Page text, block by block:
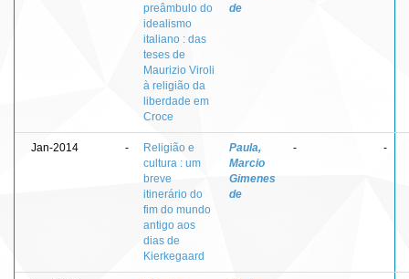
preâmbulo do
idealismo
italiano : das
teses de
Maurizio Viroli
à religião da
liberdade em
Croce
de
Jan-2014 -
Religião e
cultura : um
breve
itinerário do
fim do mundo
antigo aos
dias de
Kierkegaard
Paula,
Marcio
Gimenes
de
- -